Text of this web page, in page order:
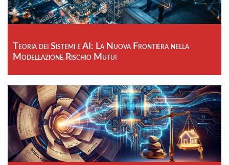
Teoria dei Sistemi e AI: La Nuova Frontiera nella
Modellazione Rischio Mutui